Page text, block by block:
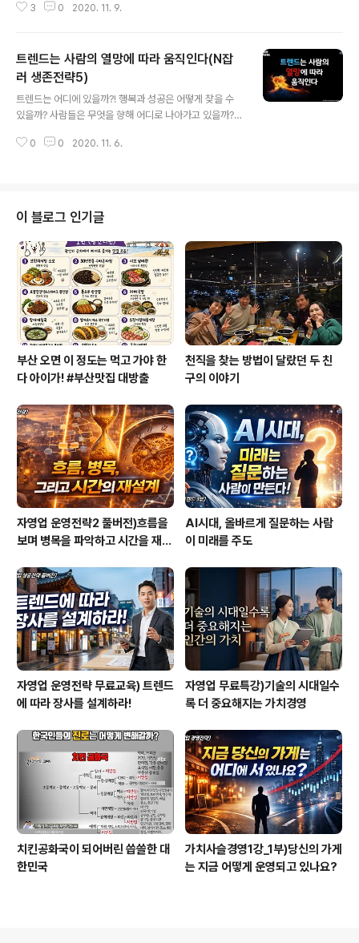
탈리아 피렌체에서 만난 할아버지의 이야기를 종종 전해드
라갈 재간이 없겠죠. 그런데 재능 있는 사람들 중에 꾸준하
넘을 수 있기 마련입니다. 만일 재능 없는 사람이 성실하지
도 꾸준하지도 않다면 어떻게 될까요?! 결국 평범한 사람들
이 선택할 수 있는 전략은 성실함과 꾸준함이어야 하지 않
을까요. 교수직이라면 다들 부러워하는 직업입니다. 그것
지만 저도 교수직을 거절한 적이 있는데요. 글로벌기업CE
3 0 2020. 11. 9.
트렌드는 사람의 열망에 따라 움직인다(N잡
러 생존전략5)
트렌드는 어디에 있을까?! 행복과 성공은 어떻게 찾을 수
있을까? 사람들은 무엇을 향해 어디로 나아가고 있을까?
게는 피할 수 없는 생존전략! 사람들의 열망이 있는 곳에 돈
아도 더 살 수 밖에 없는 시대가 되었습니다. 농담이 아니라
그냥 전부 다 오래살 수밖에 없는 시대입니다. 그래서 요즘
'장수리스크'라고들 하잖아요. 웃겨야 하는데,,,웃을 수 없
는-_-;;(중략) 그런데 문제는 나이가 들어도 항상 자신이 젊
을 거라고 착각하는 거예요. 젊은 사람들일수록 노후가 없
을 거라고 생각을 하..
0 0 2020. 11. 6.
이 블로그 인기글
부산 오면 이 정도는 먹고 가야 한
다 아이가! #부산맛집 대방출
천직을 찾는 방법이 달랐던 두 친
구의 이야기
자영업 운영전략2 풀버전)흐름을
보며 병목을 파악하고 시간을 재설
AI시대, 올바르게 질문하는 사람
이 미래를 주도
자영업 운영전략 무료교육) 트렌드
에 따라 장사를 설계하라!
자영업 무료특강)기술의 시대일수
록 더 중요해지는 가치경영
치킨공화국이 되어버린 씁쓸한 대
한민국
가치사슬경영1강_1부)당신의 가게
는 지금 어떻게 운영되고 있나요?